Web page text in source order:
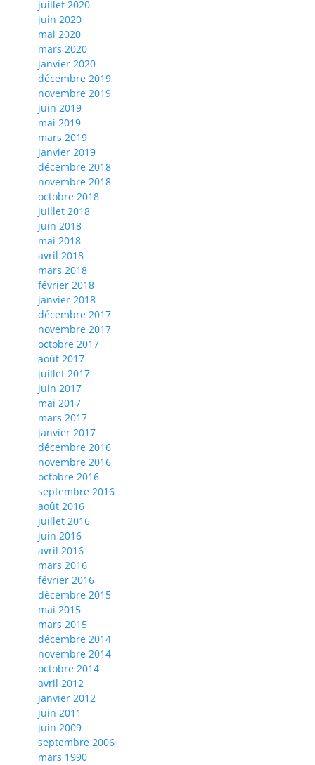
juillet 2020
juin 2020
mai 2020
mars 2020
janvier 2020
décembre 2019
novembre 2019
juin 2019
mai 2019
mars 2019
janvier 2019
décembre 2018
novembre 2018
octobre 2018
juillet 2018
juin 2018
mai 2018
avril 2018
mars 2018
février 2018
janvier 2018
décembre 2017
novembre 2017
octobre 2017
août 2017
juillet 2017
juin 2017
mai 2017
mars 2017
janvier 2017
décembre 2016
novembre 2016
octobre 2016
septembre 2016
août 2016
juillet 2016
juin 2016
avril 2016
mars 2016
février 2016
décembre 2015
mai 2015
mars 2015
décembre 2014
novembre 2014
octobre 2014
avril 2012
janvier 2012
juin 2011
juin 2009
septembre 2006
mars 1990